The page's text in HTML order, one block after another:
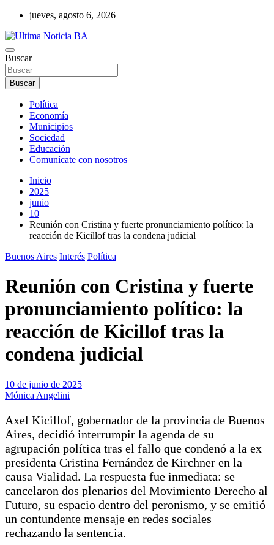
Saltar
contenido
jueves, agosto 6, 2026
Ultima Noticia BA
Últimas noticias de la provincia de Buenos Aires y del partido de La
Matanza en nuestro portal de noticias. Mantente informado sobre
política, economía, sociedad y mucho más.
Buscar
Buscar
Política
Economía
Municipios
Sociedad
Educación
Comunícate con nosotros
Inicio
2025
junio
10
Reunión con Cristina y fuerte pronunciamiento político: la
reacción de Kicillof tras la condena judicial
Buenos Aires Interés Política
Reunión con Cristina y fuerte
pronunciamiento político: la
reacción de Kicillof tras la
condena judicial
10 de junio de 2025
Mónica Angelini
Axel Kicillof, gobernador de la provincia de Buenos
Aires, decidió interrumpir la agenda de su
agrupación política tras el fallo que condenó a la ex
presidenta Cristina Fernández de Kirchner en la
causa Vialidad. La respuesta fue inmediata: se
cancelaron dos plenarios del Movimiento Derecho al
Futuro, su espacio dentro del peronismo, y se emitió
un contundente mensaje en redes sociales
rechazando la sentencia.